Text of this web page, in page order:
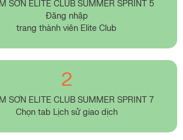
Đăng nhập
trang thành viên Elite Club
2
Chọn tab Lịch sử giao dịch